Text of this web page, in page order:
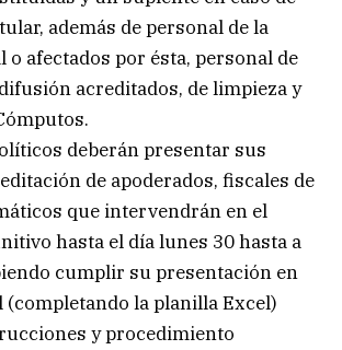
además de personal de la
o afectados por ésta, personal de
acreditados, de limpieza y
deberán presentar sus
de apoderados, fiscales de
que intervendrán en el
hasta el día lunes 30 hasta a
cumplir su presentación en
la planilla Excel)
y procedimiento